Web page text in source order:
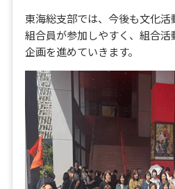
東海総支部では、今後も文化活
組合員が参加しやすく、組合活
企画を進めていきます。